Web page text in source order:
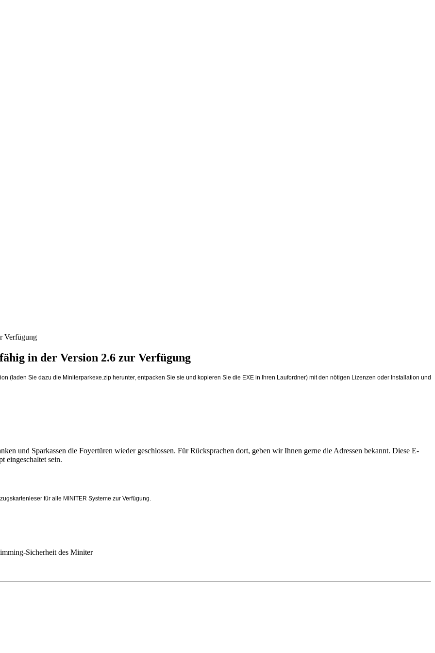
Verfügung
in der Version 2.6 zur Verfügung
(laden Sie dazu die Miniterparkexe.zip herunter, entpacken Sie sie und kopieren Sie die EXE in Ihren Laufordner) mit den nötigen Lizenzen oder Installation und
und Sparkassen die Foyertüren wieder geschlossen. Für Rücksprachen dort, geben wir Ihnen gerne die Adressen bekannt. Diese E-
eingeschaltet sein.
für alle MINITER Systeme zur Verfügung.
Sicherheit des Miniter